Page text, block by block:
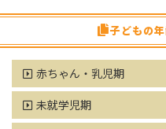
子どもの
赤ちゃん・乳児期
未就学児期